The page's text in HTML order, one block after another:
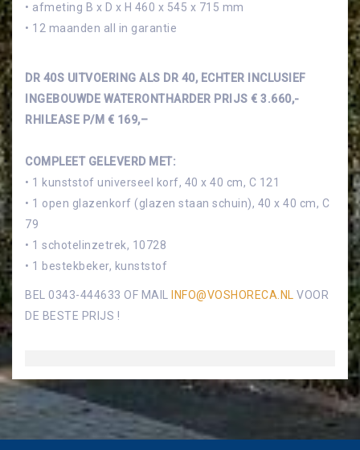
• afmeting B x D x H 460 x 545 x 715 mm
• 12 maanden all in garantie
DR 40S UITVOERING ALS DR 40, ECHTER INCLUSIEF
INGEBOUWDE WATERONTHARDER PRIJS € 3.660,-
RHILEASE P/M € 169,–
COMPLEET GELEVERD MET:
• 1 kunststof universeel korf, 40 x 40 cm, C 121
• 1 open glazenkorf (glazen staan schuin), 40 x 40 cm, C
79
• 1 schotelinzetrek, 10728
• 1 bestekbeker, kunststof
BEL 0343-444633 OF MAIL INFO@VOSHORECA.NL
VOOR
DE BESTE PRIJS !